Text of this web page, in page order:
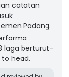
catatan
Padang.
laga berturut-
head.